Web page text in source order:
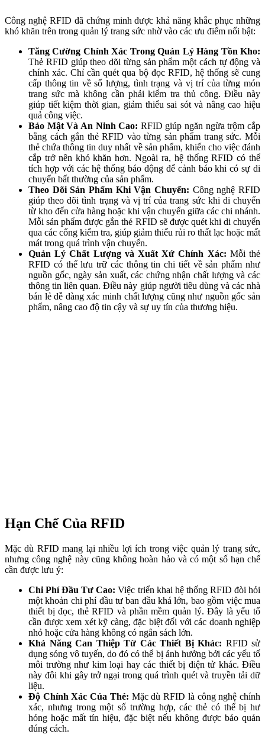
Công nghệ RFID đã chứng minh được khả năng khắc phục những
khó khăn trên trong quản lý trang sức nhờ vào các ưu điểm nổi bật:
Tăng Cường Chính Xác Trong Quản Lý Hàng Tồn Kho:
Thẻ RFID giúp theo dõi từng sản phẩm một cách tự động và
chính xác. Chỉ cần quét qua bộ đọc RFID, hệ thống sẽ cung
cấp thông tin về số lượng, tình trạng và vị trí của từng món
trang sức mà không cần phải kiểm tra thủ công. Điều này
giúp tiết kiệm thời gian, giảm thiểu sai sót và nâng cao hiệu
quả công việc.
Bảo Mật Và An Ninh Cao: RFID giúp ngăn ngừa trộm cắp
bằng cách gắn thẻ RFID vào từng sản phẩm trang sức. Mỗi
thẻ chứa thông tin duy nhất về sản phẩm, khiến cho việc đánh
cắp trở nên khó khăn hơn. Ngoài ra, hệ thống RFID có thể
tích hợp với các hệ thống báo động để cảnh báo khi có sự di
chuyển bất thường của sản phẩm.
Theo Dõi Sản Phẩm Khi Vận Chuyển: Công nghệ RFID
giúp theo dõi tình trạng và vị trí của trang sức khi di chuyển
từ kho đến cửa hàng hoặc khi vận chuyển giữa các chi nhánh.
Mỗi sản phẩm được gắn thẻ RFID sẽ được quét khi di chuyển
qua các cổng kiểm tra, giúp giảm thiểu rủi ro thất lạc hoặc mất
mát trong quá trình vận chuyển.
Quản Lý Chất Lượng và Xuất Xứ Chính Xác: Mỗi thẻ
RFID có thể lưu trữ các thông tin chi tiết về sản phẩm như
nguồn gốc, ngày sản xuất, các chứng nhận chất lượng và các
thông tin liên quan. Điều này giúp người tiêu dùng và các nhà
bán lẻ dễ dàng xác minh chất lượng cũng như nguồn gốc sản
phẩm, nâng cao độ tin cậy và sự uy tín của thương hiệu.
Hạn Chế Của RFID
Mặc dù RFID mang lại nhiều lợi ích trong việc quản lý trang sức,
nhưng công nghệ này cũng không hoàn hảo và có một số hạn chế
cần được lưu ý:
Chi Phí Đầu Tư Cao: Việc triển khai hệ thống RFID đòi hỏi
một khoản chi phí đầu tư ban đầu khá lớn, bao gồm việc mua
thiết bị đọc, thẻ RFID và phần mềm quản lý. Đây là yếu tố
cần được xem xét kỹ càng, đặc biệt đối với các doanh nghiệp
nhỏ hoặc cửa hàng không có ngân sách lớn.
Khả Năng Can Thiệp Từ Các Thiết Bị Khác: RFID sử
dụng sóng vô tuyến, do đó có thể bị ảnh hưởng bởi các yếu tố
môi trường như kim loại hay các thiết bị điện tử khác. Điều
này đôi khi gây trở ngại trong quá trình quét và truyền tải dữ
liệu.
Độ Chính Xác Của Thẻ: Mặc dù RFID là công nghệ chính
xác, nhưng trong một số trường hợp, các thẻ có thể bị hư
hỏng hoặc mất tín hiệu, đặc biệt nếu không được bảo quản
đúng cách.